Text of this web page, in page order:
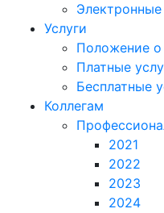
Услуги
Положение о
Платные
Бесплатные
Коллегам
2021
2022
2023
2024